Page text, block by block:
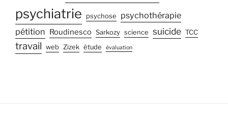
psychiatrie psychose
psychothérapie
pétition Roudinesco Sarkozy science suicide TCC
travail web Zizek étude évaluation